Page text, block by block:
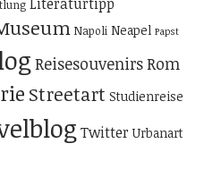
Napoli Neapel Papst
ReisesouvenirsRom
Streetart Studienreise
Twitter Urbanart